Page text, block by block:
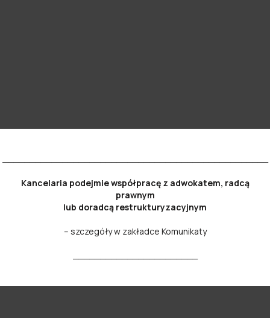
WYKAZ POSTĘPOWAŃ
AKTUALNIE PROWADZONE
POSTĘPOWANIA
Kancelaria podejmie współpracę z adwokatem, radcą
prawnym
lub doradcą restrukturyzacyjnym
– szczegóły w zakładce Komunikaty